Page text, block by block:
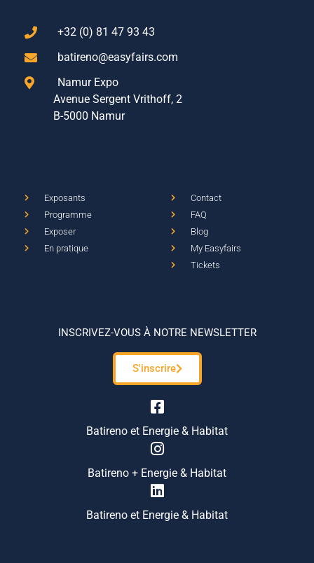
+32 (0) 81 47 93 43
batireno@easyfairs.com
Namur Expo
Avenue Sergent Vrithoff, 2
B-5000 Namur
Exposants
Programme
Exposer
En pratique
Contact
FAQ
Blog
My Easyfairs
Tickets
INSCRIVEZ-VOUS À NOTRE NEWSLETTER
S'inscrire
Batireno et Energie & Habitat
Batireno + Energie & Habitat
Batireno et Energie & Habitat